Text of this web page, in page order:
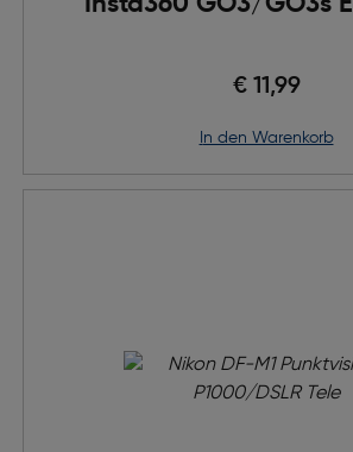
€ 11,99
in den Warenkorb